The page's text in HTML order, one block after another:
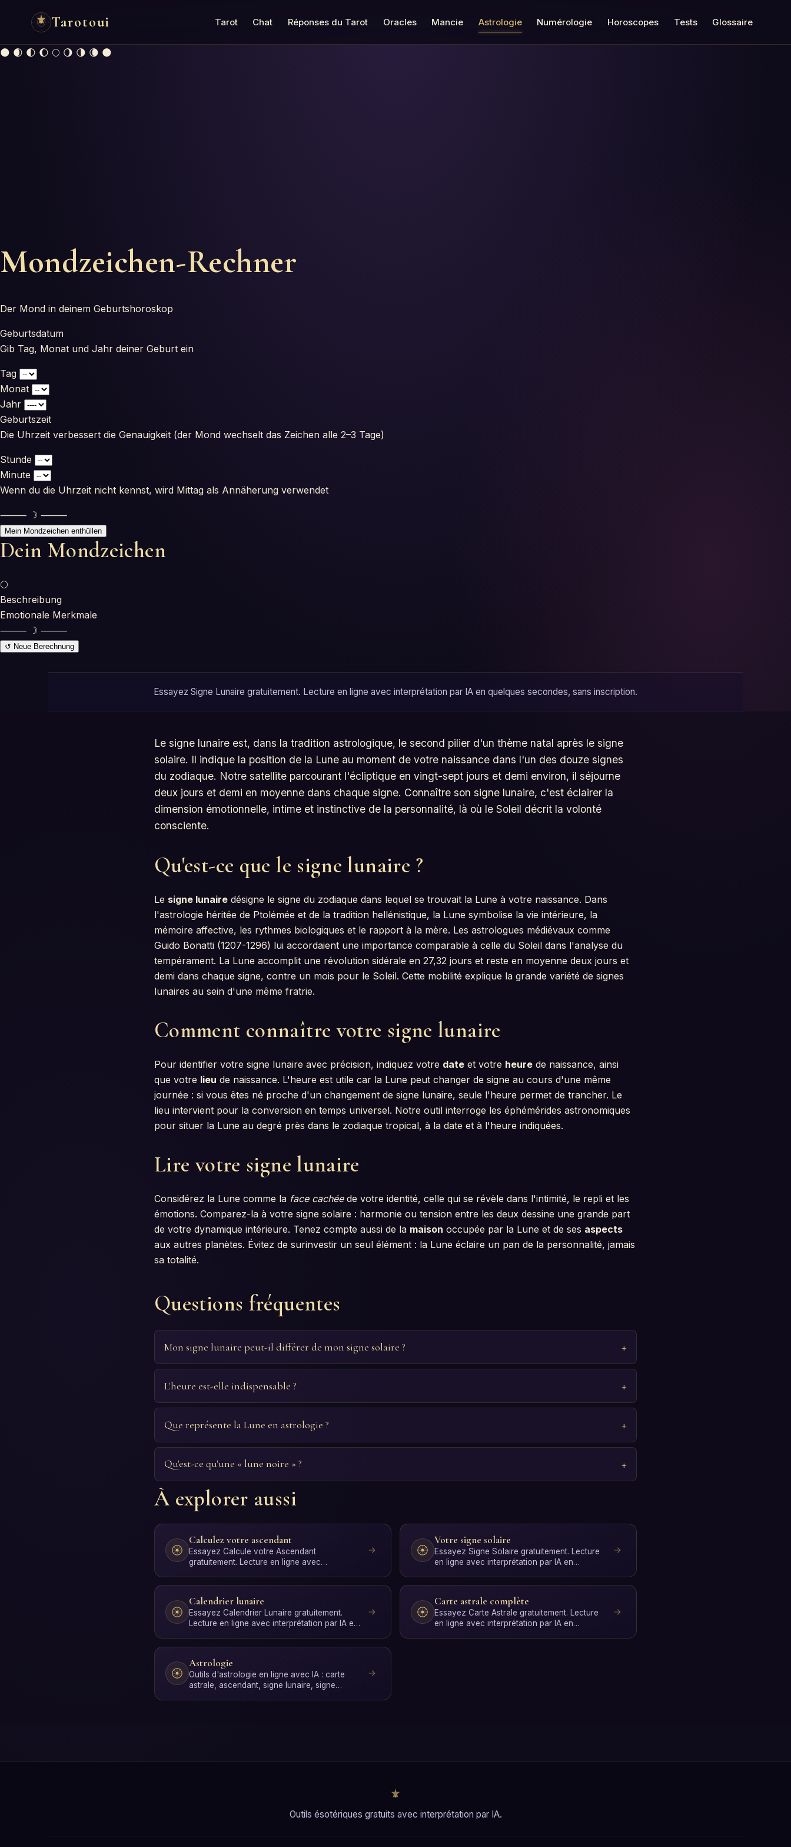
Tarotoui Tarot Chat Réponses du Tarot Oracles Mancie Astrologie Numérologie Horoscopes Tests Glossaire
🌑 🌒 🌓 🌔 🌕 🌖 🌗 🌘 🌑
Mondzeichen-Rechner
Der Mond in deinem Geburtshoroskop
Geburtsdatum
Gib Tag, Monat und Jahr deiner Geburt ein
Tag
Monat
Jahr
Geburtszeit
Die Uhrzeit verbessert die Genauigkeit (der Mond wechselt das Zeichen alle 2–3 Tage)
Stunde
Minute
Wenn du die Uhrzeit nicht kennst, wird Mittag als Annäherung verwendet
⸻ ☽ ⸻
Mein Mondzeichen enthüllen
Dein Mondzeichen
🌕
Beschreibung
Emotionale Merkmale
⸻ ☽ ⸻
↺ Neue Berechnung
Essayez Signe Lunaire gratuitement. Lecture en ligne avec interprétation par IA en quelques secondes, sans inscription.
Le signe lunaire est, dans la tradition astrologique, le second pilier d'un thème natal après le signe
solaire. Il indique la position de la Lune au moment de votre naissance dans l'un des douze signes
du zodiaque. Notre satellite parcourant l'écliptique en vingt-sept jours et demi environ, il séjourne
deux jours et demi en moyenne dans chaque signe. Connaître son signe lunaire, c'est éclairer la
dimension émotionnelle, intime et instinctive de la personnalité, là où le Soleil décrit la volonté
consciente.
Qu'est-ce que le signe lunaire ?
Le signe lunaire désigne le signe du zodiaque dans lequel se trouvait la Lune à votre naissance. Dans
l'astrologie héritée de Ptolémée et de la tradition hellénistique, la Lune symbolise la vie intérieure, la
mémoire affective, les rythmes biologiques et le rapport à la mère. Les astrologues médiévaux comme
Guido Bonatti (1207-1296) lui accordaient une importance comparable à celle du Soleil dans l'analyse du
tempérament. La Lune accomplit une révolution sidérale en 27,32 jours et reste en moyenne deux jours et
demi dans chaque signe, contre un mois pour le Soleil. Cette mobilité explique la grande variété de signes
lunaires au sein d'une même fratrie.
Comment connaître votre signe lunaire
Pour identifier votre signe lunaire avec précision, indiquez votre date et votre heure de naissance, ainsi
que votre lieu de naissance. L'heure est utile car la Lune peut changer de signe au cours d'une même
journée : si vous êtes né proche d'un changement de signe lunaire, seule l'heure permet de trancher. Le
lieu intervient pour la conversion en temps universel. Notre outil interroge les éphémérides astronomiques
pour situer la Lune au degré près dans le zodiaque tropical, à la date et à l'heure indiquées.
Lire votre signe lunaire
Considérez la Lune comme la face cachéede votre identité, celle qui se révèle dans l'intimité, le repli et les
émotions. Comparez-la à votre signe solaire : harmonie ou tension entre les deux dessine une grande part
de votre dynamique intérieure. Tenez compte aussi de la maison occupée par la Lune et de ses aspects
aux autres planètes. Évitez de surinvestir un seul élément : la Lune éclaire un pan de la personnalité, jamais
sa totalité.
Questions fréquentes
Mon signe lunaire peut-il différer de mon signe solaire ?
L'heure est-elle indispensable ?
Que représente la Lune en astrologie ?
Qu'est-ce qu'une « lune noire » ?
À explorer aussi
Calculez votre ascendant
Essayez Calcule votre Ascendant
gratuitement. Lecture en ligne avec
Votre signe solaire
Essayez Signe Solaire gratuitement. Lecture
en ligne avec interprétation par IA en
Calendrier lunaire
Essayez Calendrier Lunaire gratuitement.
Lecture en ligne avec interprétation par IA en
Carte astrale complète
Essayez Carte Astrale gratuitement. Lecture
en ligne avec interprétation par IA en
Astrologie
Outils d'astrologie en ligne avec IA : carte
astrale, ascendant, signe lunaire, signe
Outils ésotériques gratuits avec interprétation par IA.